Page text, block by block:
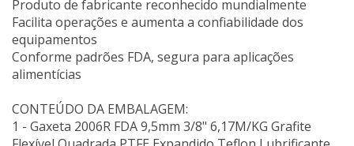
Produto de fabricante reconhecido mundialmente
Facilita operações e aumenta a confiabilidade dos
equipamentos
Conforme padrões FDA, segura para aplicações
alimentícias
CONTEÚDO DA EMBALAGEM:
1 - Gaxeta 2006R FDA 9,5mm 3/8" 6,17M/KG Grafite